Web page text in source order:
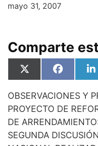
mayo 31, 2007
Comparte
Compartir
en
X
(
w
i
t
t
e
r
)
Compartir
en
F
a
e
b
o
o
k
L
i
I
OBSERVACIONES Y
PROYECTO DE
DE
SEGUNDA